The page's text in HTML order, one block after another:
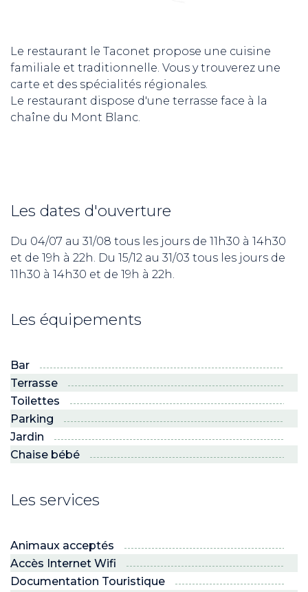
Le restaurant le Taconet propose une cuisine
familiale et traditionnelle. Vous y trouverez une
carte et des spécialités régionales.
Le restaurant dispose d'une terrasse face à la
chaîne du Mont Blanc.
Les dates d'ouverture
Du 04/07 au 31/08 tous les jours de 11h30 à 14h30
et de 19h à 22h. Du 15/12 au 31/03 tous les jours de
11h30 à 14h30 et de 19h à 22h.
Les équipements
Bar
Terrasse
Toilettes
Parking
Jardin
Chaise bébé
Les services
Animaux acceptés
Accès Internet Wifi
Documentation Touristique